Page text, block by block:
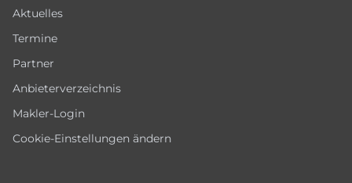
Aktuelles
Termine
Partner
Anbieterverzeichnis
Makler-Login
Cookie-Einstellungen ändern